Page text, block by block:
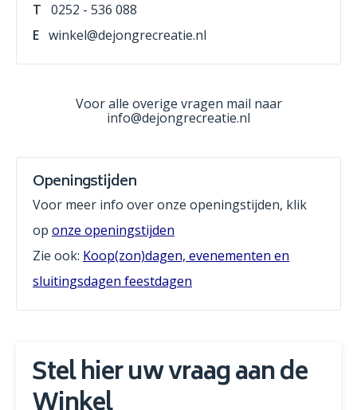
T 0252 - 536 088
E winkel@dejongrecreatie.nl
Voor alle overige vragen mail naar
info@dejongrecreatie.nl
Openingstijden
Voor meer info over onze openingstijden, klik
op onze openingstijden
Zie ook: Koop(zon)dagen, evenementen en
sluitingsdagen feestdagen
Stel hier uw vraag aan de